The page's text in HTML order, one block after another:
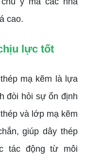
cao.
lực tốt
mạ kẽm là lựa
đòi hỏi sự ổn định
và lớp mạ kẽm
giúp dây thép
tác động từ môi